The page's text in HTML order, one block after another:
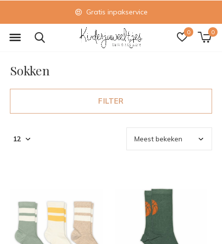
0 0
Gratis inpakservice
Sokken
FILTER